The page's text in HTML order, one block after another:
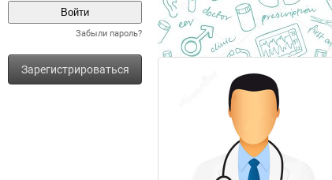
Забыли пароль?
Зарегистрироваться